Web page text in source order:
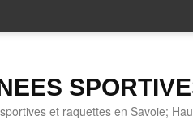
et raquettes en Savoie;